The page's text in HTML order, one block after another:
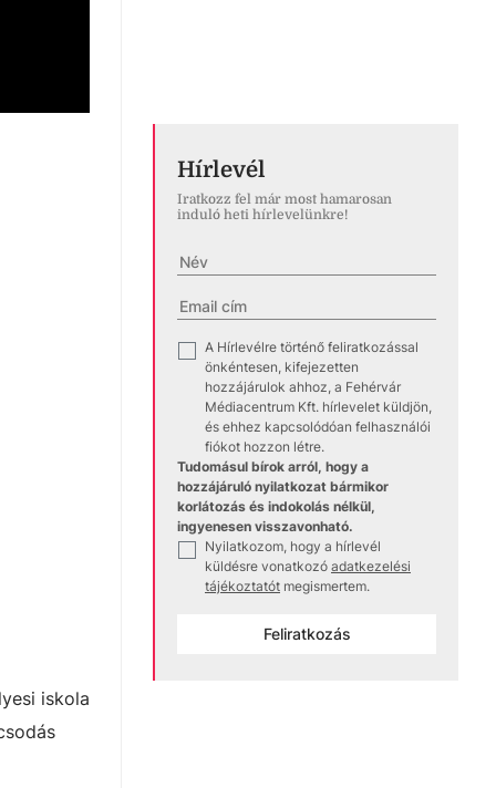
iskola
Hírlevél
Iratkozz fel már most hamarosan
induló heti hírlevelünkre!
✓
A Hírlevélre történő feliratkozással
önkéntesen, kifejezetten
hozzájárulok ahhoz, a Fehérvár
Médiacentrum Kft. hírlevelet küldjön,
és ehhez kapcsolódóan felhasználói
fiókot hozzon létre.
Tudomásul bírok arról, hogy a
hozzájáruló nyilatkozat bármikor
korlátozás és indokolás nélkül,
ingyenesen visszavonható.
✓
Nyilatkozom, hogy a hírlevél
küldésre vonatkozó adatkezelési
tájékoztatót megismertem.
Feliratkozás